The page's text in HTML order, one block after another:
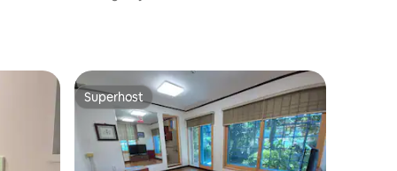
Seoul
Superhost
Superhost